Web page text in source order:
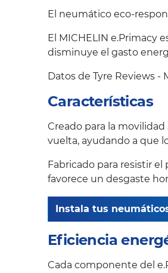
El neumático eco-
El MICHELIN e.Primacy
disminuye el gasto
Datos de Tyre Reviews -
Características
Creado para la
vuelta, ayudando a que
Fabricado para resistir
favorece un desgaste
Instala tus
Eficiencia
Cada componente del